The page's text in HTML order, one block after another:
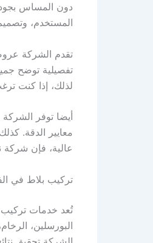
دون المساس
المستخدم،
تقدم الشركة
تفصيلية توضح
لذلك، إذا كنت
أيضا توفر
معايير الدقة.
عالية، فإن شركة
تركيب بلاط في
تُعد خدمات تركيب
البورسلين،